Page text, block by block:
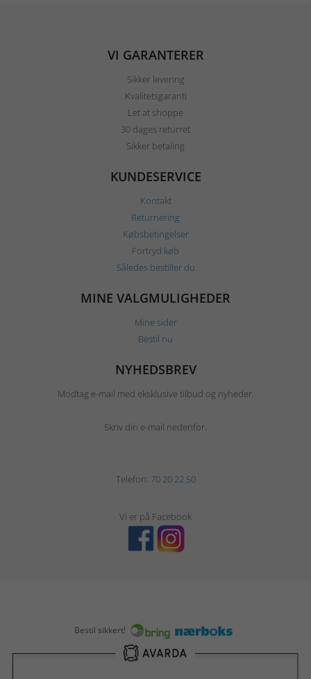
VI GARANTERER
Sikker levering
Kvalitetsgaranti
Let at shoppe
30 dages returret
Sikker betaling
KUNDESERVICE
Kontakt
Returnering
Købsbetingelser
Fortryd køb
Således bestiller du
MINE VALGMULIGHEDER
Mine sider
Bestil nu
NYHEDSBREV
Modtag e-mail med eksklusive tilbud og nyheder.
Skriv din e-mail nedenfor.
Telefon: 70 20 22 50
Vi er på Facebook
Bestil sikkert!